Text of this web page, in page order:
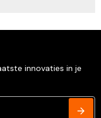
innovaties in je